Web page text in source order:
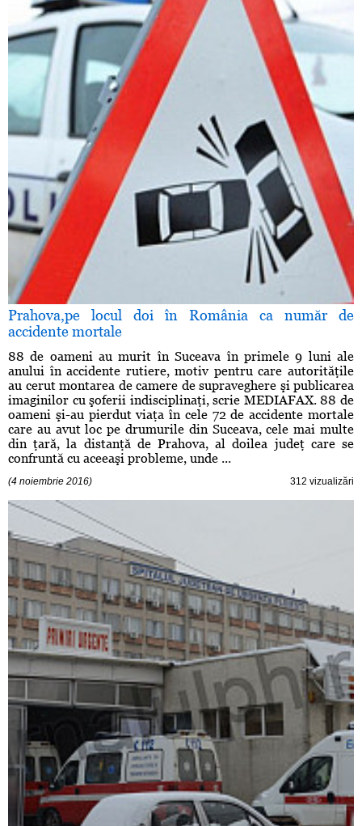
Prahova,pe locul doi în România ca număr de
accidente mortale
88 de oameni au murit în Suceava în primele 9 luni ale
anului în accidente rutiere, motiv pentru care autorităţile
au cerut montarea de camere de supraveghere şi publicarea
imaginilor cu şoferii indisciplinaţi, scrie MEDIAFAX. 88 de
oameni şi-au pierdut viaţa în cele 72 de accidente mortale
care au avut loc pe drumurile din Suceava, cele mai multe
din ţară, la distanţă de Prahova, al doilea judeţ care se
confruntă cu aceeaşi probleme, unde ...
(4 noiembrie 2016) 312 vizualizări